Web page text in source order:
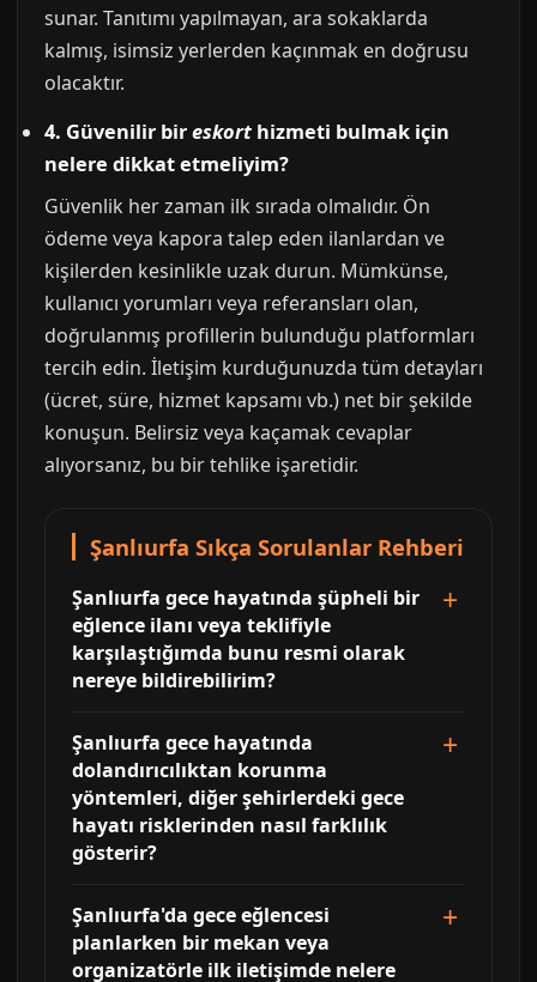
sunar. Tanıtımı yapılmayan, ara sokaklarda
kalmış, isimsiz yerlerden kaçınmak en doğrusu
olacaktır.
4. Güvenilir bireskort hizmeti bulmak için
nelere dikkat etmeliyim?
Güvenlik her zaman ilk sırada olmalıdır. Ön
ödeme veya kapora talep eden ilanlardan ve
kişilerden kesinlikle uzak durun. Mümkünse,
kullanıcı yorumları veya referansları olan,
doğrulanmış profillerin bulunduğu platformları
tercih edin. İletişim kurduğunuzda tüm detayları
(ücret, süre, hizmet kapsamı vb.) net bir şekilde
konuşun. Belirsiz veya kaçamak cevaplar
alıyorsanız, bu bir tehlike işaretidir.
Şanlıurfa Sıkça Sorulanlar Rehberi
Şanlıurfa gece hayatında şüpheli bir
eğlence ilanı veya teklifiyle
karşılaştığımda bunu resmi olarak
nereye bildirebilirim?
Şanlıurfa gece hayatında
dolandırıcılıktan korunma
yöntemleri, diğer şehirlerdeki gece
hayatı risklerinden nasıl farklılık
gösterir?
Şanlıurfa'da gece eğlencesi
planlarken bir mekan veya
organizatörle ilk iletişimde nelere